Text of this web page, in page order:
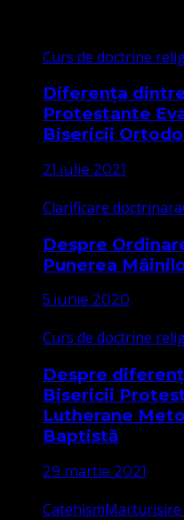
Curs de doctrine
Diferența
Protestante
Bisericii
21 iulie 2021
Clarificare doctrinara
Despre
Punerea
5 iunie 2020
Curs de doctrine
Despre
Bisericii
Lutherane
Baptistă
29 martie 2021
CatehismMarturisire